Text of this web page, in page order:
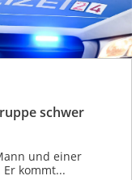
schwer
und einer
kommt...